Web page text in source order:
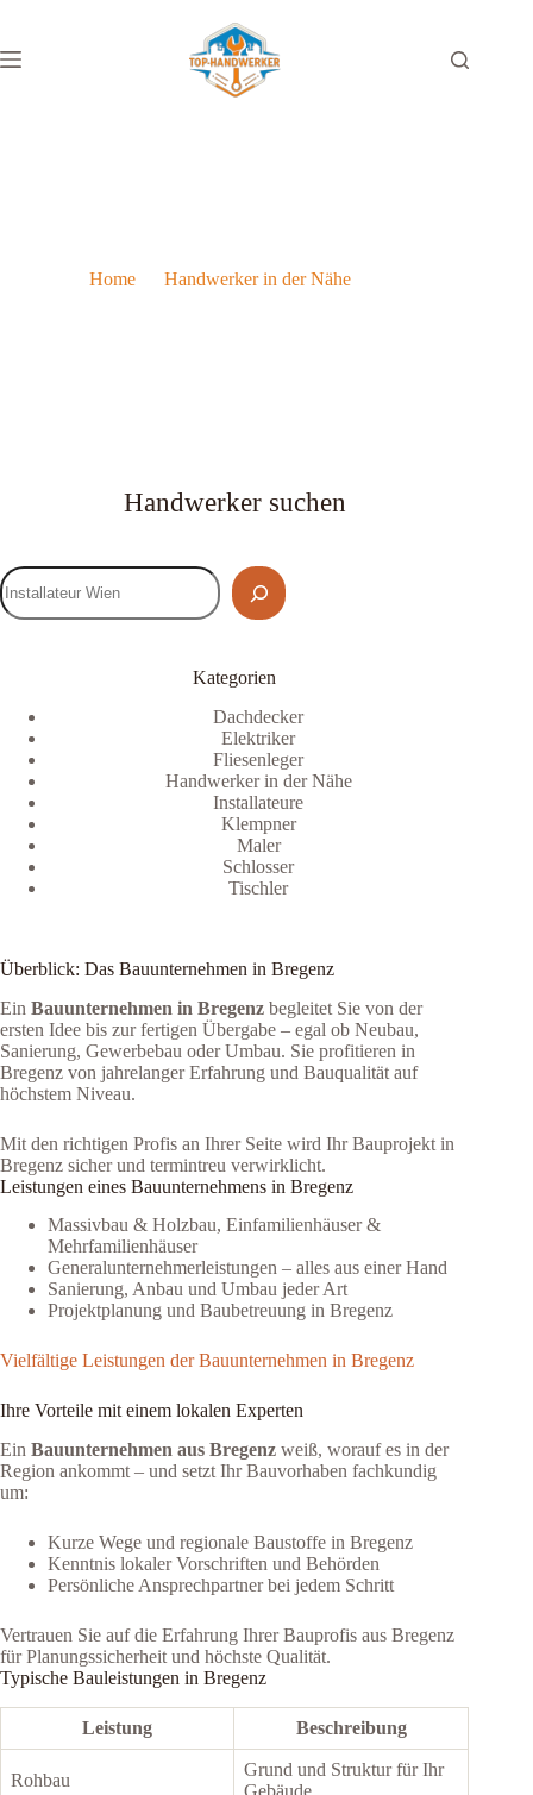
Home
Handwerker in der Nähe
Überblick: Das Bauunternehmen in Bregenz
Ein Bauunternehmen in Bregenz begleitet Sie von der
ersten Idee bis zur fertigen Übergabe – egal ob Neubau,
Sanierung, Gewerbebau oder Umbau. Sie profitieren in
Bregenz von jahrelanger Erfahrung und Bauqualität auf
höchstem Niveau.
Mit den richtigen Profis an Ihrer Seite wird Ihr Bauprojekt in
Bregenz sicher und termintreu verwirklicht.
Leistungen eines Bauunternehmens in Bregenz
Massivbau & Holzbau, Einfamilienhäuser &
Mehrfamilienhäuser
Generalunternehmerleistungen – alles aus einer Hand
Sanierung, Anbau und Umbau jeder Art
Projektplanung und Baubetreuung in Bregenz
Vielfältige Leistungen der Bauunternehmen in Bregenz
Ihre Vorteile mit einem lokalen Experten
Ein Bauunternehmen aus Bregenz weiß, worauf es in der
Region ankommt – und setzt Ihr Bauvorhaben fachkundig
um:
Kurze Wege und regionale Baustoffe in Bregenz
Kenntnis lokaler Vorschriften und Behörden
Persönliche Ansprechpartner bei jedem Schritt
Vertrauen Sie auf die Erfahrung Ihrer Bauprofis aus Bregenz
für Planungssicherheit und höchste Qualität.
Typische Bauleistungen in Bregenz
Leistung Beschreibung
Rohbau
Grund und Struktur für Ihr
Gebäude
Handwerker suchen
Kategorien
Dachdecker
Elektriker
Fliesenleger
Handwerker in der Nähe
Installateure
Klempner
Maler
Schlosser
Tischler